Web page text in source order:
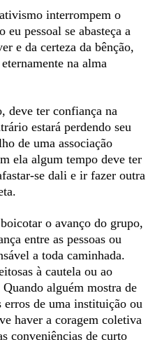
interrompem o
eu pessoal se abasteça a
e da certeza da bênção,
na alma
deve ter confiança na
estará perdendo seu
de uma associação
ela algum tempo deve ter
se dali e ir fazer outra
o avanço do grupo,
entre as pessoas ou
a toda caminhada.
à cautela ou ao
alguém mostra de
de uma instituição ou
haver a coragem coletiva
conveniências de curto